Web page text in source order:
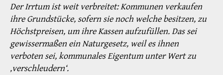
Der Irrtum ist weit verbreitet: Kommunen verkaufen
ihre Grundstücke, sofern sie noch welche besitzen, zu
Höchstpreisen, um ihre Kassen aufzufüllen. Das sei
gewissermaßen ein Naturgesetz, weil es ihnen
verboten sei, kommunales Eigentum unter Wert zu
‚verschleudern‘.